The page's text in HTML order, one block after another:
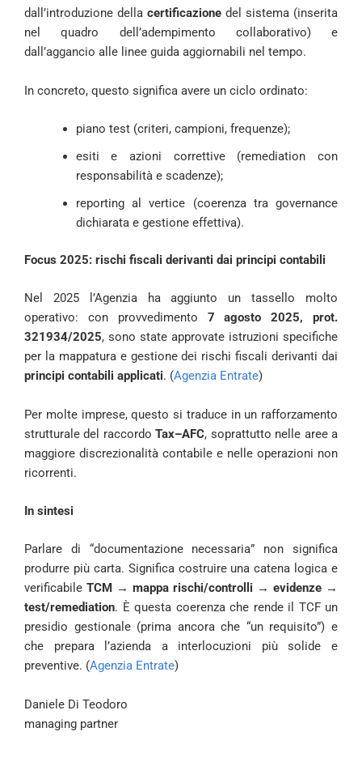
dall’introduzione della certificazione del sistema (inserita
nel quadro dell’adempimento collaborativo) e
dall’aggancio alle linee guida aggiornabili nel tempo.
In concreto, questo significa avere un ciclo ordinato:
piano test (criteri, campioni, frequenze);
esiti e azioni correttive (remediation con
responsabilità e scadenze);
reporting al vertice (coerenza tra governance
dichiarata e gestione effettiva).
Focus 2025: rischi fiscali derivanti dai principi contabili
Nel 2025 l’Agenzia ha aggiunto un tassello molto
operativo: con provvedimento 7 agosto 2025, prot.
321934/2025, sono state approvate istruzioni specifiche
per la mappatura e gestione dei rischi fiscali derivanti dai
principi contabili applicati. (Agenzia Entrate)
Per molte imprese, questo si traduce in un rafforzamento
strutturale del raccordoTax–AFC, soprattutto nelle aree a
maggiore discrezionalità contabile e nelle operazioni non
ricorrenti.
In sintesi
Parlare di “documentazione necessaria” non significa
produrre più carta. Significa costruire una catena logica e
verificabile TCM → mappa rischi/controlli → evidenze →
test/remediation. È questa coerenza che rende il TCF un
presidio gestionale (prima ancora che “un requisito”) e
che prepara l’azienda a interlocuzioni più solide e
preventive. (Agenzia Entrate)
Daniele Di Teodoro
managing partner